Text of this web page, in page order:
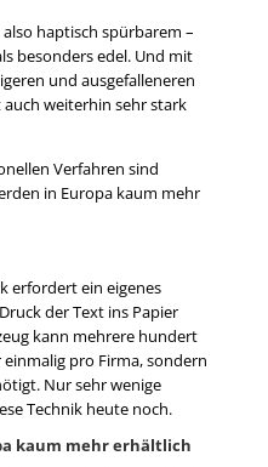
haptisch spürbarem –
besonders edel. Und mit
und ausgefalleneren
weiterhin sehr stark
Verfahren sind
in Europa kaum mehr
erfordert ein eigenes
der Text ins Papier
kann mehrere hundert
pro Firma, sondern
Nur sehr wenige
Technik heute noch.
kaum mehr erhältlich